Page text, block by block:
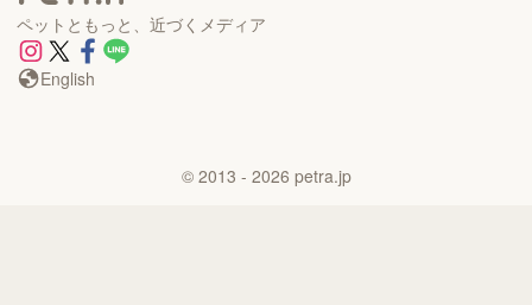
ペットともっと、近づくメディア
English
© 2013 - 2026 petra.jp